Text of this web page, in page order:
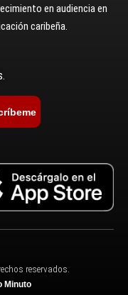
en audiencia en
caribeña.
reservados.
Minuto